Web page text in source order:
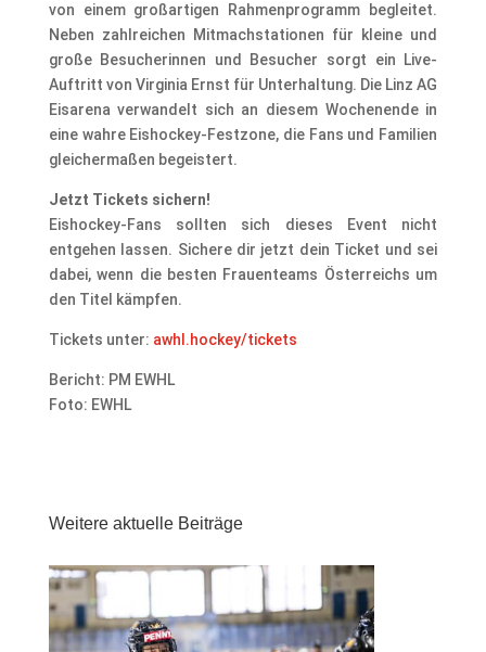
von einem großartigen Rahmenprogramm begleitet.
Neben zahlreichen Mitmachstationen für kleine und
große Besucherinnen und Besucher sorgt ein Live-
Auftritt von Virginia Ernst für Unterhaltung. Die Linz AG
Eisarena verwandelt sich an diesem Wochenende in
eine wahre Eishockey-Festzone, die Fans und Familien
gleichermaßen begeistert.
Jetzt Tickets sichern!
Eishockey-Fans sollten sich dieses Event nicht
entgehen lassen. Sichere dir jetzt dein Ticket und sei
dabei, wenn die besten Frauenteams Österreichs um
den Titel kämpfen.
Tickets unter: awhl.hockey/tickets
Bericht: PM EWHL
Foto: EWHL
Weitere aktuelle Beiträge